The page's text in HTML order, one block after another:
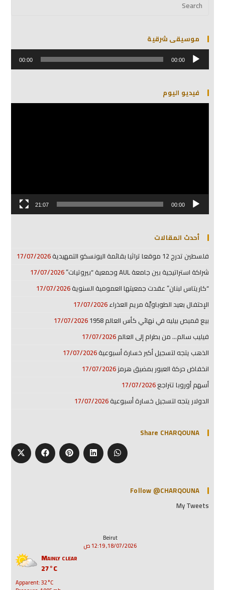
موسيقى شرقية
مشغل
الصوت 00:00
00:00
فيديو اليوم
مشغل
00:00
21:07
أحدث المقالات
فلسطين تدرج 12 موقعا تراثيا بقائمة اليونسكو التمهيدية
17/07/2026
شراكة استراتيجية بين جامعة AUL وجمعية “بيروتيات”
17/07/2026
“كاريتاس لبنان” عقدت جمعيتها العمومية السنوية17/07/2026
الإحتفال بعيد الطوباويَّة مريم العذراء17/07/2026
بيع قميص بيليه في نهائي كأس العالم 1958
17/07/2026
فيليب سالم… من بطرام إلى العالم17/07/2026
الذهب يتجه لتسجيل أكبر خسارة أسبوعية17/07/2026
انخفاض حركة العبور بمضيق هرمز17/07/2026
أسهم أوروبا تتراجع17/07/2026
الدولار يتجه لتسجيل خسارة أسبوعية17/07/2026
Share CHARQOUNA
Follow @CHARQOUNA
My Tweets
Beirut
18/07/2026, 12:19 ص
Mainly clear
27°C
Apparent: 32°C